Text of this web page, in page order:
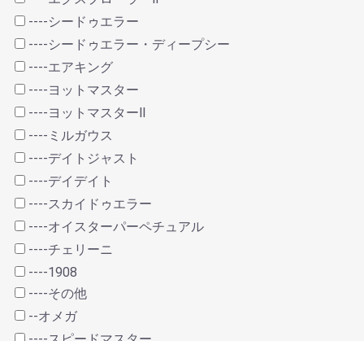
----シードゥエラー
----シードゥエラー・ディープシー
----エアキング
----ヨットマスター
----ヨットマスターⅡ
----ミルガウス
----デイトジャスト
----デイデイト
----スカイドゥエラー
----オイスターパーペチュアル
----チェリーニ
----1908
----その他
--オメガ